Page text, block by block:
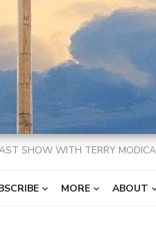
SHOW WITH TERRY MODICA
MORE ABOUT